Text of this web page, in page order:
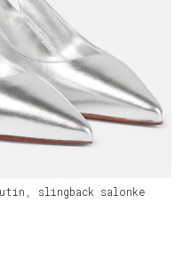
slingback salonke